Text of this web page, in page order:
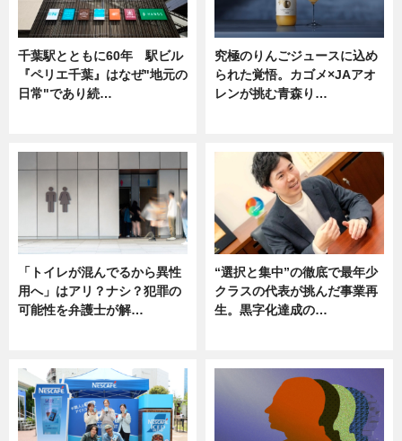
千葉駅とともに60年 駅ビル
『ペリエ千葉』はなぜ"地元の
日常"であり続…
究極のりんごジュースに込め
られた覚悟。カゴメ×JAアオ
レンが挑む青森り…
「トイレが混んでるから異性
用へ」はアリ？ナシ？犯罪の
可能性を弁護士が解…
“選択と集中”の徹底で最年少
クラスの代表が挑んだ事業再
生。黒字化達成の…